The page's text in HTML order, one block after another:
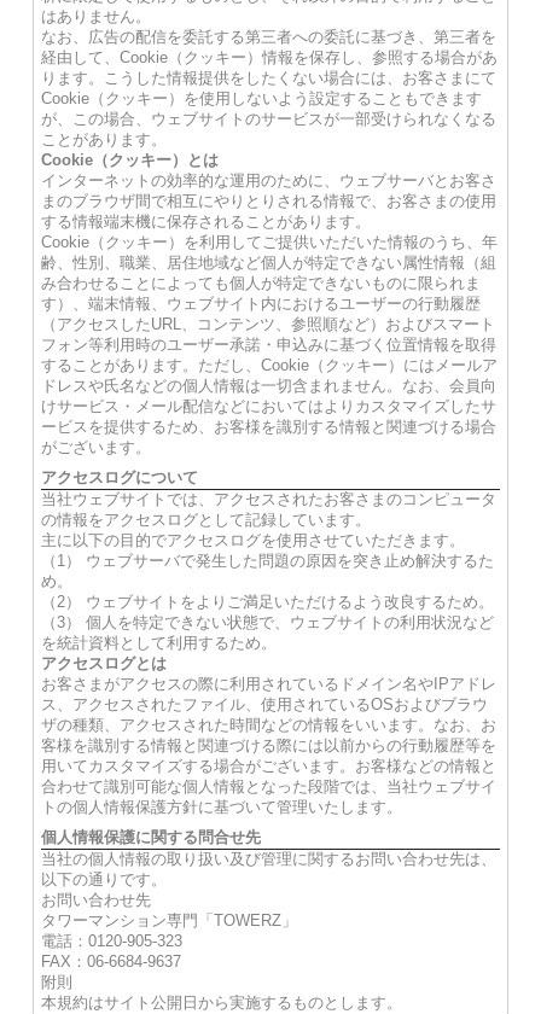
はありません。
なお、広告の配信を委託する第三者への委託に基づき、第三者を
経由して、Cookie（クッキー）情報を保存し、参照する場合があ
ります。こうした情報提供をしたくない場合には、お客さまにて
Cookie（クッキー）を使用しないよう設定することもできます
が、この場合、ウェブサイトのサービスが一部受けられなくなる
ことがあります。
Cookie（クッキー）とは
インターネットの効率的な運用のために、ウェブサーバとお客さ
まのブラウザ間で相互にやりとりされる情報で、お客さまの使用
する情報端末機に保存されることがあります。
Cookie（クッキー）を利用してご提供いただいた情報のうち、年
齢、性別、職業、居住地域など個人が特定できない属性情報（組
み合わせることによっても個人が特定できないものに限られま
す）、端末情報、ウェブサイト内におけるユーザーの行動履歴
（アクセスしたURL、コンテンツ、参照順など）およびスマート
フォン等利用時のユーザー承諾・申込みに基づく位置情報を取得
することがあります。ただし、Cookie（クッキー）にはメールア
ドレスや氏名などの個人情報は一切含まれません。なお、会員向
けサービス・メール配信などにおいてはよりカスタマイズしたサ
ービスを提供するため、お客様を識別する情報と関連づける場合
がございます。
アクセスログについて
当社ウェブサイトでは、アクセスされたお客さまのコンピュータ
の情報をアクセスログとして記録しています。
主に以下の目的でアクセスログを使用させていただきます。
（1） ウェブサーバで発生した問題の原因を突き止め解決するた
め。
（2） ウェブサイトをよりご満足いただけるよう改良するため。
（3） 個人を特定できない状態で、ウェブサイトの利用状況など
を統計資料として利用するため。
アクセスログとは
お客さまがアクセスの際に利用されているドメイン名やIPアドレ
ス、アクセスされたファイル、使用されているOSおよびブラウ
ザの種類、アクセスされた時間などの情報をいいます。なお、お
客様を識別する情報と関連づける際には以前からの行動履歴等を
用いてカスタマイズする場合がございます。お客様などの情報と
合わせて識別可能な個人情報となった段階では、当社ウェブサイ
トの個人情報保護方針に基づいて管理いたします。
個人情報保護に関する問合せ先
当社の個人情報の取り扱い及び管理に関するお問い合わせ先は、
以下の通りです。
お問い合わせ先
タワーマンション専門「TOWERZ」
電話：0120-905-323
FAX：06-6684-9637
附則
本規約はサイト公開日から実施するものとします。